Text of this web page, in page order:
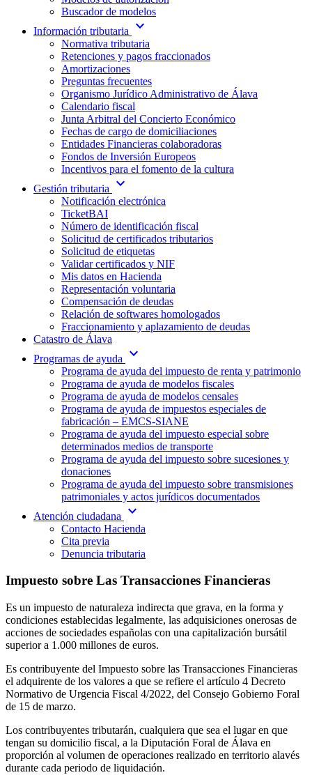
Buscador de modelos
Información tributaria
expand_more
Normativa tributaria
Retenciones y pagos fraccionados
Amortizaciones
Preguntas frecuentes
Organismo Jurídico Administrativo de Álava
Calendario fiscal
Junta Arbitral del Concierto Económico
Fechas de cargo de domiciliaciones
Entidades Financieras colaboradoras
Fondos de Inversión Europeos
Incentivos para el fomento de la cultura
Gestión tributaria
expand_more
Notificación electrónica
TicketBAI
Número de identificación fiscal
Solicitud de certificados tributarios
Solicitud de etiquetas
Validar certificados y NIF
Mis datos en Hacienda
Representación voluntaria
Compensación de deudas
Relación de softwares homologados
Fraccionamiento y aplazamiento de deudas
Catastro de Álava
Programas de ayuda
expand_more
Programa de ayuda del impuesto de renta y patrimonio
Programa de ayuda de modelos fiscales
Programa de ayuda de modelos censales
Programa de ayuda de impuestos especiales de
fabricación – EMCS-SIANE
Programa de ayuda del impuesto especial sobre
determinados medios de transporte
Programa de ayuda del impuesto sobre sucesiones y
donaciones
Programa de ayuda del impuesto sobre transmisiones
patrimoniales y actos jurídicos documentados
Atención ciudadana
expand_more
Contacto Hacienda
Cita previa
Denuncia tributaria
Impuesto sobre Las Transacciones Financieras
Es un impuesto de naturaleza indirecta que grava, en la forma y
condiciones establecidas legalmente, las adquisiciones onerosas de
acciones de sociedades españolas con una capitalización bursátil
superior a 1.000 millones de euros.
Es contribuyente del Impuesto sobre las Transacciones Financieras
el adquirente de los valores a que se refiere el artículo 4 Decreto
Normativo de Urgencia Fiscal 4/2022, del Consejo Gobierno Foral
de 15 de marzo.
Los contribuyentes tributarán, cualquiera que sea el lugar en que
tengan su domicilio fiscal, a la Diputación Foral de Álava en
proporción al volumen de operaciones realizado en territorio alavés
durante cada periodo de liquidación.